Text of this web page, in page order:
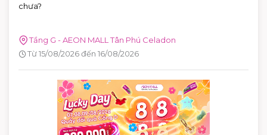
chưa?
Tầng G - AEON MALL Tân Phú Celadon
Từ 15/08/2026 đến 16/08/2026